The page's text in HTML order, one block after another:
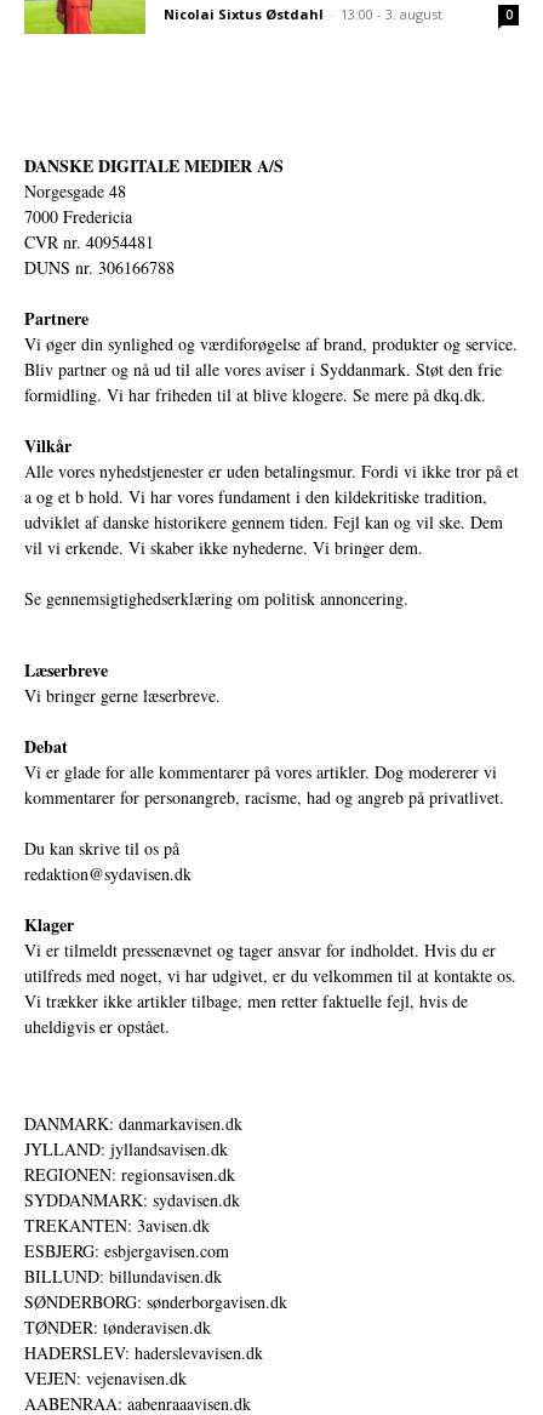
Nicolai Sixtus Østdahl - 13:00 - 3. august 0
DANSKE DIGITALE MEDIER A/S
Norgesgade 48
7000 Fredericia
CVR nr. 40954481
DUNS nr. 306166788
Partnere
Vi øger din synlighed og værdiforøgelse af brand, produkter og service.
Bliv partner og nå ud til alle vores aviser i Syddanmark. Støt den frie
formidling. Vi har friheden til at blive klogere. Se mere på dkq.dk.
Vilkår
Alle vores nyhedstjenester er uden betalingsmur. Fordi vi ikke tror på et
a og et b hold. Vi har vores fundament i den kildekritiske tradition,
udviklet af danske historikere gennem tiden. Fejl kan og vil ske. Dem
vil vi erkende. Vi skaber ikke nyhederne. Vi bringer dem.
Se gennemsigtighedserklæring om politisk annoncering.
Læserbreve
Vi bringer gerne læserbreve.
Debat
Vi er glade for alle kommentarer på vores artikler. Dog modererer vi
kommentarer for personangreb, racisme, had og angreb på privatlivet.
Du kan skrive til os på
redaktion@sydavisen.dk
Klager
Vi er tilmeldt pressenævnet og tager ansvar for indholdet. Hvis du er
utilfreds med noget, vi har udgivet, er du velkommen til at kontakte os.
Vi trækker ikke artikler tilbage, men retter faktuelle fejl, hvis de
uheldigvis er opstået.
DANMARK: danmarkavisen.dk
JYLLAND: jyllandsavisen.dk
REGIONEN: regionsavisen.dk
SYDDANMARK: sydavisen.dk
TREKANTEN: 3avisen.dk
ESBJERG: esbjergavisen.com
BILLUND: billundavisen.dk
SØNDERBORG: sønderborgavisen.dk
TØNDER: tønderavisen.dk
HADERSLEV: haderslevavisen.dk
VEJEN: vejenavisen.dk
AABENRAA: aabenraaavisen.dk